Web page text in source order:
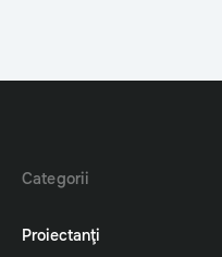
Categorii
Proiectanţi